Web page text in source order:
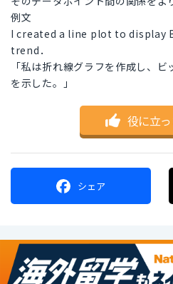
例文
I created a line plot to display
trend．
「私は折れ線グラフを作成し、
を示した。」
役に立
シェア